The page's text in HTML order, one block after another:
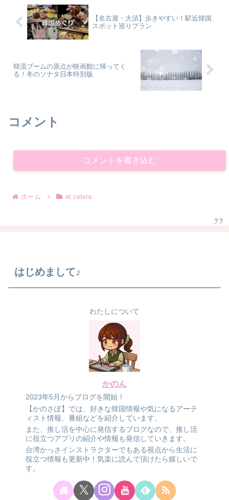
【名古屋・大須】歩きやすい！駅近韓国
スポット巡りプラン
韓流ブームの原点が映画館に帰ってく
る！冬のソナタ日本特別版
コメント
コメントを書き込む
ホーム et cetera
はじめまして♪
わたしについて
かのん
2023年5月からブログを開始！
【かのさぽ】では、好きな韓国情報や気になるアーテ
ィスト情報、番組などを紹介しています。
また、推し活を中心に発信するブログなので、推し活
に役立つアプリの紹介や情報も発信していきます。
台湾かっさインストラクターでもある視点から生活に
役立つ情報も更新中！気楽に読んで頂けたら嬉しいで
す。